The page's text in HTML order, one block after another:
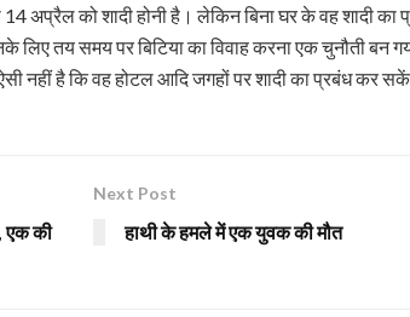
14 अप्रैल को शादी होनी है। लेकिन बिना घर के वह शादी
लिए तय समय पर बिटिया का विवाह करना एक चुनौती बन
नहीं है कि वह होटल आदि जगहों पर शादी का प्रबंध कर
एक की
Next Post
हाथी के हमले में एक युवक की मौत